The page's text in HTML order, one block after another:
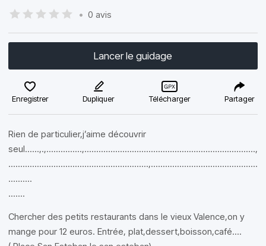
• 0 avis
Lancer le guidage
Enregistrer Dupliquer Télécharger Partager
Rien de particulier,j’aime découvrir
seul......,.,...............,........................................................................,
...........................................................,.............................................
..........
.......
Chercher des petits restaurants dans le vieux Valence,on y
mange pour 12 euros. Entrée, plat,dessert,boisson,café....